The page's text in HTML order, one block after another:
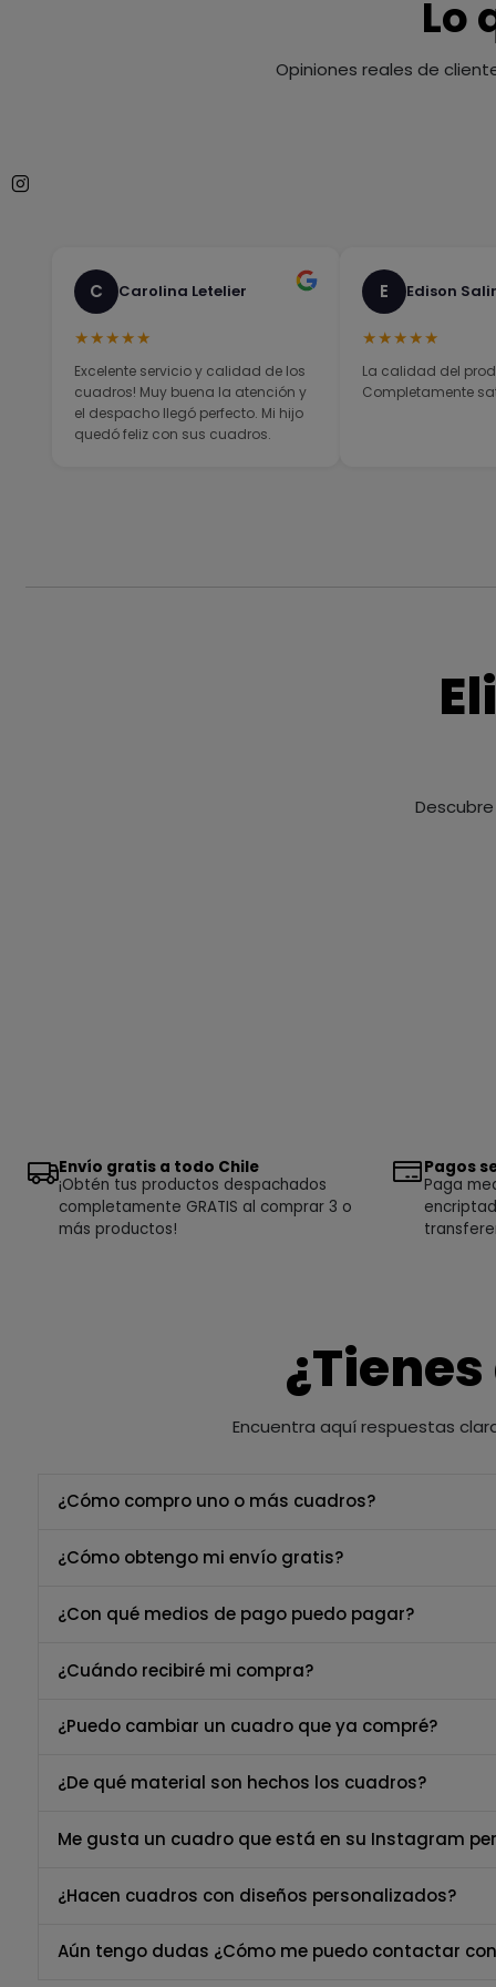
Lo
Opiniones reales de
C Carolina Letelier
★★★★★
Excelente servicio y calidad de los
cuadros! Muy buena la atención y
el despacho llegó perfecto. Mi hijo
quedó feliz con sus cuadros.
E Edison
★★★★★
La calidad del
Completamente
Envío gratis a todo Chile
¡Obtén tus productos despachados
completamente GRATIS al comprar 3 o
más productos!
Pagos
Paga
Encuentra aquí respuestas
¿Cómo compro uno o más cuadros?
¿Cómo obtengo mi envío gratis?
¿Con qué medios de pago puedo pagar?
¿Cuándo recibiré mi compra?
¿Puedo cambiar un cuadro que ya compré?
¿De qué material son hechos los cuadros?
Me gusta un cuadro que está en su Instagram
¿Hacen cuadros con diseños personalizados?
Aún tengo dudas ¿Cómo me puedo contactar